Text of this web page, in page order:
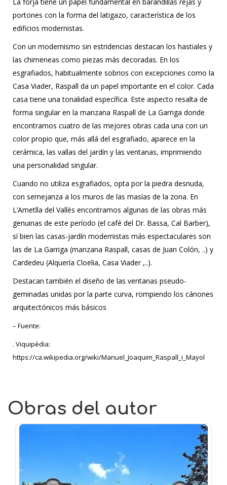
La forja tiene un papel fundamental en barandillas rejas y
portones con la forma del latigazo, característica de los
edificios modernistas.
Con un modernismo sin estridencias destacan los hastiales y
las chimeneas como piezas más decoradas. En los
esgrafiados, habitualmente sobrios con excepciones como la
Casa Viader, Raspall da un papel importante en el color. Cada
casa tiene una tonalidad específica. Este aspecto resalta de
forma singular en la manzana Raspall de La Garriga donde
encontramos cuatro de las mejores obras cada una con un
color propio que, más allá del esgrafiado, aparece en la
cerámica, las vallas del jardín y las ventanas, imprimiendo
una personalidad singular.
Cuando no utiliza esgrafiados, opta por la piedra desnuda,
con semejanza a los muros de las masías de la zona. En
L’Ametlla del Vallès encontramos algunas de las obras más
genuinas de este período (el café del Dr. Bassa, Cal Barber),
sí bien las casas-jardín modernistas más espectaculares son
las de La Garriga (manzana Raspall, casas de Juan Colón, ..) y
Cardedeu (Alquería Cloelia, Casa Viader ,..).
Destacan también el diseño de las ventanas pseudo-
geminadas unidas por la parte curva, rompiendo los cánones
arquitectónicos más básicos
– Fuente:
. Viquipèdia:
https://ca.wikipedia.org/wiki/Manuel_Joaquim_Raspall_i_Mayol
Obras del autor